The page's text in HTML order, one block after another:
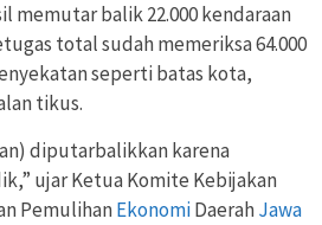
memutar balik 22.000 kendaraan
total sudah memeriksa 64.000
seperti batas kota,
tikus.
diputarbalikkan karena
ujar Ketua Komite Kebijakan
PemulihanEkonomiDaerahJawa